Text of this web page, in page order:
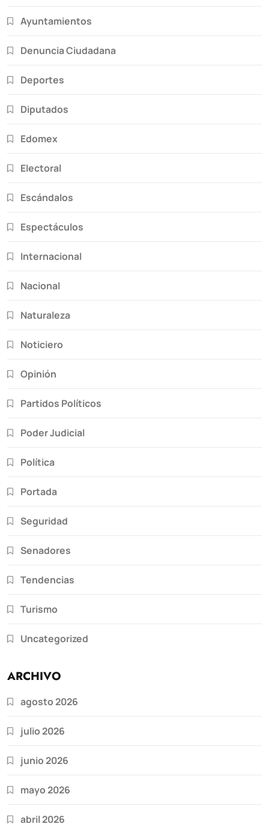
Ayuntamientos
Denuncia Ciudadana
Deportes
Diputados
Edomex
Electoral
Escándalos
Espectáculos
Internacional
Nacional
Naturaleza
Noticiero
Opinión
Partidos Políticos
Poder Judicial
Política
Portada
Seguridad
Senadores
Tendencias
Turismo
Uncategorized
ARCHIVO
agosto 2026
julio 2026
junio 2026
mayo 2026
abril 2026